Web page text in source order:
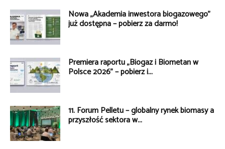
Nowa „Akademia inwestora biogazowego”
już dostępna – pobierz za darmo!
Premiera raportu „Biogaz i Biometan w
Polsce 2026” – pobierz i...
11. Forum Pelletu – globalny rynek biomasy a
przyszłość sektora w...